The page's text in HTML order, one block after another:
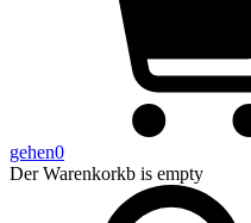
gehen0
Der Warenkorkb is empty